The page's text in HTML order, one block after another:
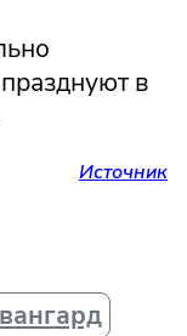
в
Источник